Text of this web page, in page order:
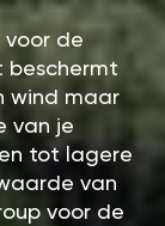
voor de
beschermt
wind maar
van je
tot lagere
van
voor de